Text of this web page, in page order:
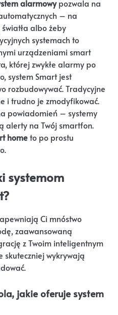
alarmowypozwala na
– na
światła albo żeby
systemach to
urządzeniami smart
której zwykłe alarmy po
system Smart jest
rozbudowywać. Tradycyjne
i trudno je zmodyfikować.
powiadomień – systemy
alerty na Twój smartfon.
hometo po prostu
systemom
Ci mnóstwo
zaawansowaną
z Twoim inteligentnym
skuteczniej wykrywają
jakie oferuje system